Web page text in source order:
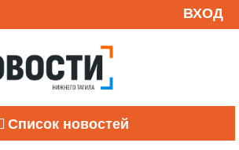
ВХОД
Список новостей